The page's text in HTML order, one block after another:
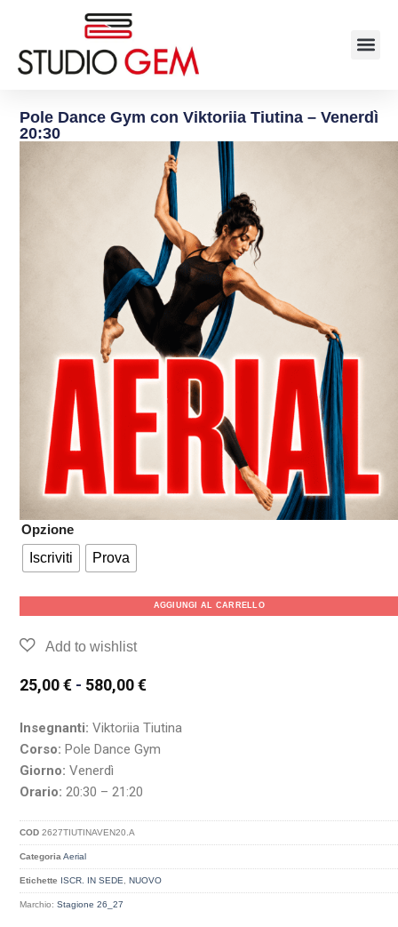
Pole Dance Gym con Viktoriia Tiutina – Venerdì
20:30
Opzione
Iscriviti
Prova
AGGIUNGI AL CARRELLO
25,00€ - 580,00€
Insegnanti: Viktoriia Tiutina
Corso: Pole Dance Gym
Giorno: Venerdì
Orario: 20:30 – 21:20
COD2627TIUTINAVEN20.A
Categoria Aerial
Etichette ISCR. IN SEDE ,NUOVO
Marchio:Stagione 26_27